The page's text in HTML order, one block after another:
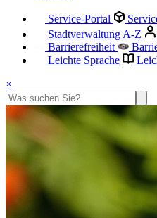
Service-Portal
Stadtverwaltung A-Z
Barrierefreiheit
Leichte Sprache
×